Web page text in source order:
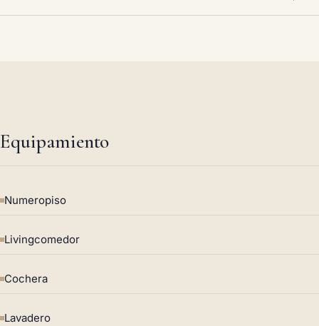
Equipamiento
Numeropiso
Livingcomedor
Cochera
Lavadero